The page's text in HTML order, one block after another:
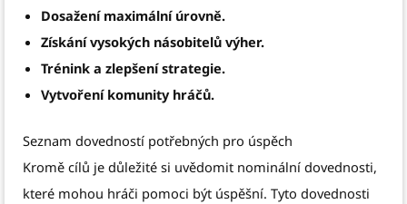
Dosažení maximální úrovně.
Získání vysokých násobitelů výher.
Trénink a zlepšení strategie.
Vytvoření komunity hráčů.
Seznam dovedností potřebných pro úspěch
Kromě cílů je důležité si uvědomit nominální dovednosti,
které mohou hráči pomoci být úspěšní. Tyto dovednosti